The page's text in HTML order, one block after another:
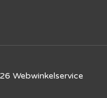
Webwinkelservice